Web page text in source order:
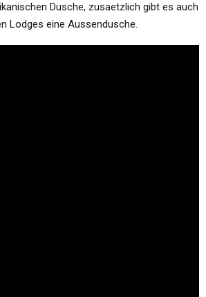
Dusche, zusaetzlich gibt es auch
Lodges eine Aussendusche.